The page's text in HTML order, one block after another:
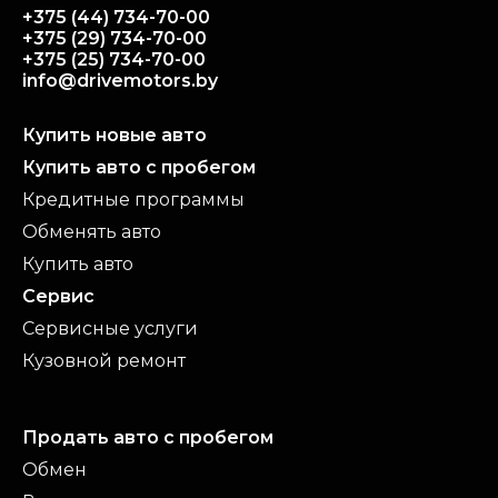
Подробнее
Подробнее
180 655 км
серый
Подробнее
+375 (44) 734-70-00
+375 (29) 734-70-00
+375 (25) 734-70-00
info@drivemotors.by
Купить новые авто
Купить авто с пробегом
Кредитные программы
Обменять авто
Купить авто
Сервис
Сервисные услуги
Кузовной ремонт
Продать авто с пробегом
Обмен